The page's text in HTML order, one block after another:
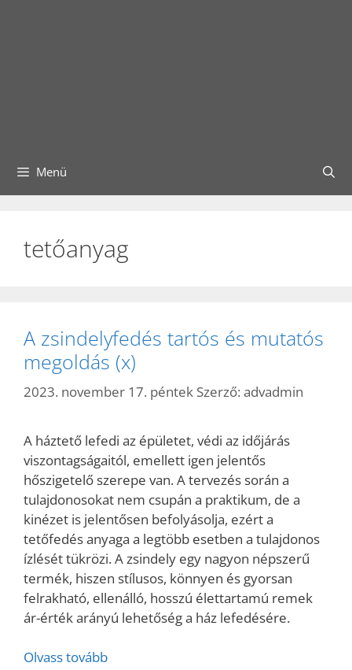
Menü
tetőanyag
A zsindelyfedés tartós és mutatós
megoldás (x)
2023. november 17. péntek Szerző: advadmin
A háztető lefedi az épületet, védi az időjárás
viszontagságaitól, emellett igen jelentős
hőszigetelő szerepe van. A tervezés során a
tulajdonosokat nem csupán a praktikum, de a
kinézet is jelentősen befolyásolja, ezért a
tetőfedés anyaga a legtöbb esetben a tulajdonos
ízlését tükrözi. A zsindely egy nagyon népszerű
termék, hiszen stílusos, könnyen és gyorsan
felrakható, ellenálló, hosszú élettartamú remek
ár-érték arányú lehetőség a ház lefedésére.
Olvass tovább